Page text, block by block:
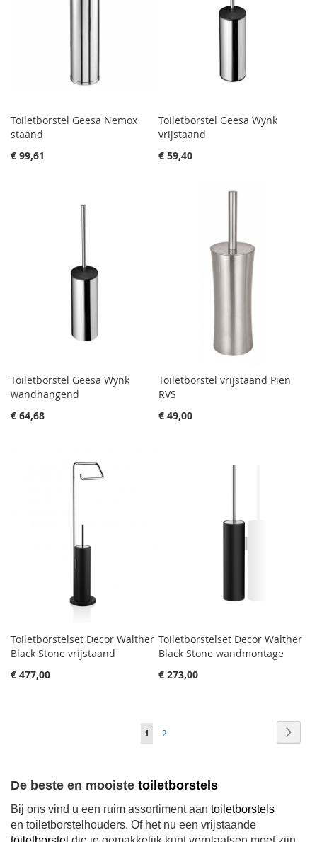
Toiletborstel Geesa Nemox
staand
€ 99,61
Toiletborstel Geesa Wynk
vrijstaand
€ 59,40
Toiletborstel Geesa Wynk
wandhangend
€ 64,68
Toiletborstel vrijstaand Pien
RVS
€ 49,00
Toiletborstelset Decor Walther
Black Stone vrijstaand
€ 477,00
Toiletborstelset Decor Walther
Black Stone wandmontage
€ 273,00
Pagina
Je1 Pagina
2
De beste en mooiste toiletborstels
Bij ons vind u een ruim assortiment aan toiletborstels
en toiletborstelhouders. Of het nu een vrijstaande